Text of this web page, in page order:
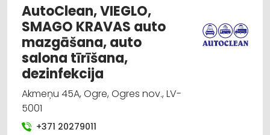
KRAVU PĀRVADĀJUMI: DZELZCEĻA
AUTO PRETAIZDZĪŠANAS SISTĒMAS, SIGNALIZĀCIJA
AUTO PAPILDIERĪCES UN AKSESUĀRI; NAVIGĀCIJAS SISTĒMAS
AutoClean, VIEGLO,
SMAGO KRAVAS auto
mazgāšana, auto
salona tīrīšana,
dezinfekcija
Akmeņu 45A, Ogre, Ogres nov., LV-
5001
+371 20279011